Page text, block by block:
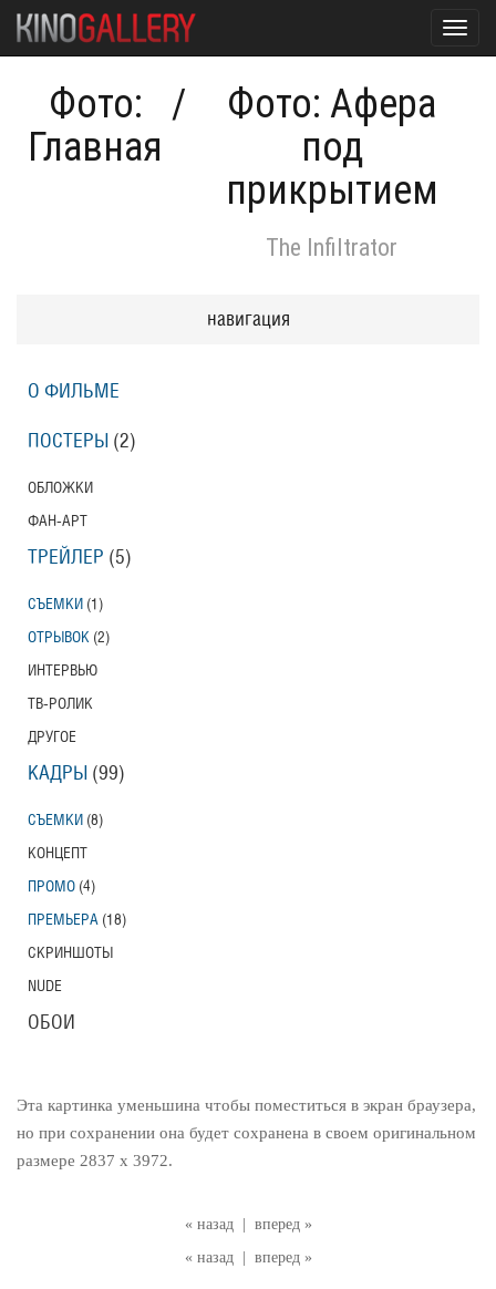
Фото:
Главная
/
Фото: Афера
под
прикрытием
The Infiltrator
« назад
вперед »
« назад
вперед »
Эта картинка уменьшина чтобы поместиться в экран браузера,
но при сохранении она будет сохранена в своем оригинальном
размере 2837 x 3972.
навигация
О ФИЛЬМЕ
ПОСТЕРЫ (2)
ОБЛОЖКИ
ФАН-АРТ
ТРЕЙЛЕР (5)
СЪЕМКИ (1)
ОТРЫВОК (2)
ИНТЕРВЬЮ
ТВ-РОЛИК
ДРУГОЕ
КАДРЫ (99)
СЪЕМКИ (8)
КОНЦЕПТ
ПРОМО (4)
ПРЕМЬЕРА (18)
СКРИНШОТЫ
NUDE
ОБОИ